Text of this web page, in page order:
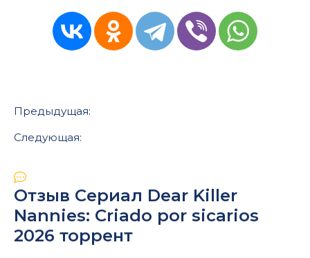
Предыдущая:
Следующая:
Отзыв Сериал Dear Killer
Nannies: Criado por sicarios
2026 торрент